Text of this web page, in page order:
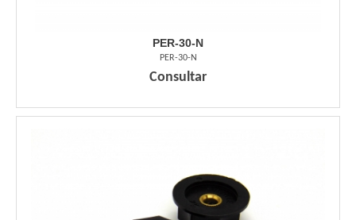
PER-30-N
PER-30-N
Consultar